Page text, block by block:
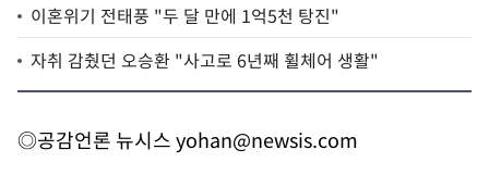
이혼위기 전태풍 "두 달 만에 1억5천 탕진"
자취 감췄던 오승환 "사고로 6년째 휠체어 생활"
◎공감언론 뉴시스yohan@newsis.com